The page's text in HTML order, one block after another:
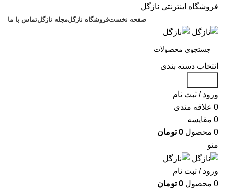
فروشگاه اینترنتی نازگل
صفحه نخستفروشگاه نازگلمجله نازگلتماس با ما
انتخاب دسته بندی
ورود / ثبت نام
0 علاقه مندی
0 مقایسه
0 محصول 0 تومان
منو
ورود / ثبت نام
0 محصول 0 تومان